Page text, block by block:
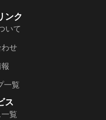
ンク
いて
せ
一覧
ス
覧